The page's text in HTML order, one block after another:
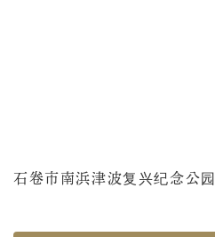
石卷市南浜津波复兴纪念公园